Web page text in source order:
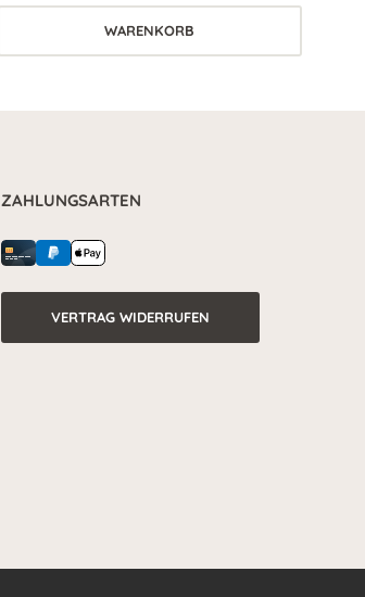
WARENKORB
ZAHLUNGSARTEN
VERTRAG WIDERRUFEN